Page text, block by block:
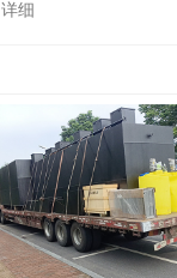
详细